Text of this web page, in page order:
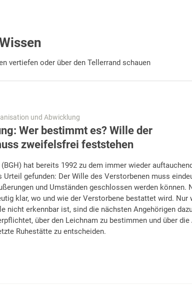
vertiefen oder über den Tellerrand schauen
und Abwicklung
Wer bestimmt es? Wille der
zweifelsfrei feststehen
hat bereits 1992 zu dem immer wieder
Urteil gefunden: Der Wille des Verstorbenen muss
und Umständen geschlossen werden können.
klar, wo und wie der Verstorbene bestattet wird. Nur
nicht erkennbar ist, sind die nächsten Angehörigen
über den Leichnam zu bestimmen und über die
Ruhestätte zu entscheiden.